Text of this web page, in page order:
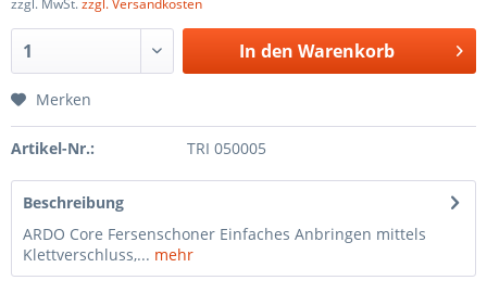
zzgl. MwSt.zzgl. Versandkosten
In den Warenkorb
Merken
Artikel-Nr.: TRI 050005
Beschreibung
ARDO Core Fersenschoner Einfaches Anbringen mittels
Klettverschluss,... mehr